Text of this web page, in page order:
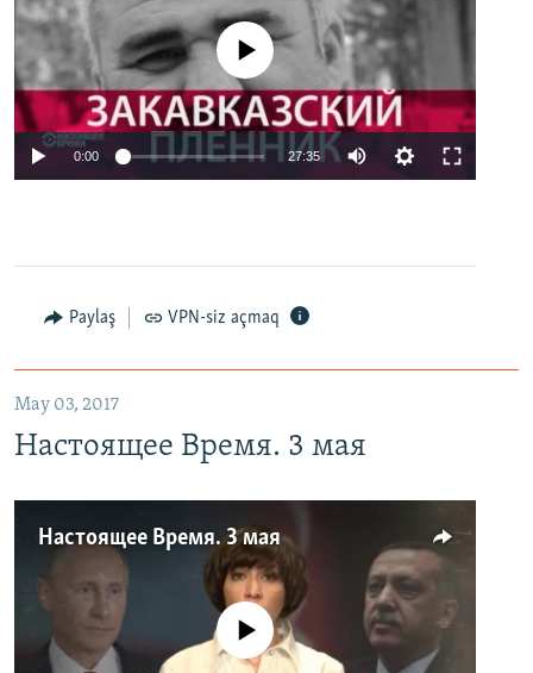
No media source currently available
0:00 27:35
Paylaş VPN-siz açmaq
May 03, 2017
Настоящее Время. 3 мая
Настоящее Время. 3 мая
No media source currently available